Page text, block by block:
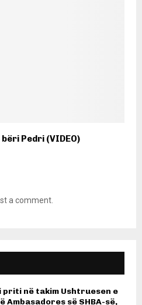
Pedri (VIDEO)
a comment.
priti në takim Ushtruesen e
Ambasadores së SHBA-së,